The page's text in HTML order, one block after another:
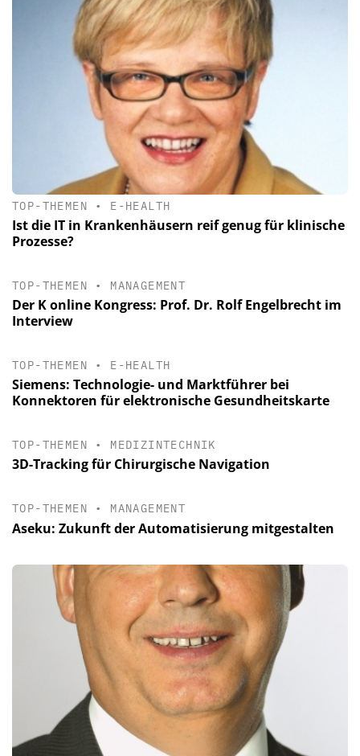
TOP-THEMEN • E-HEALTH
Ist die IT in Krankenhäusern reif genug für klinische
Prozesse?
TOP-THEMEN • MANAGEMENT
Der K online Kongress: Prof. Dr. Rolf Engelbrecht im
Interview
TOP-THEMEN • E-HEALTH
Siemens: Technologie- und Marktführer bei
Konnektoren für elektronische Gesundheitskarte
TOP-THEMEN • MEDIZINTECHNIK
3D-Tracking für Chirurgische Navigation
TOP-THEMEN • MANAGEMENT
Aseku: Zukunft der Automatisierung mitgestalten